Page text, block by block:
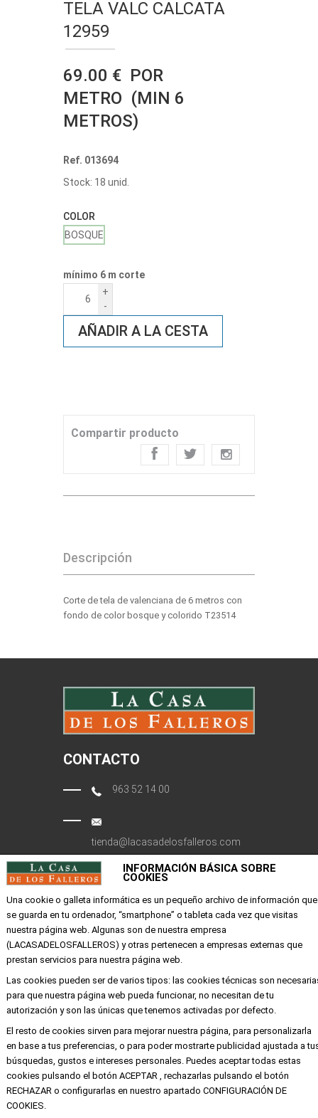
TELA VALC CALCATA
12959
69.00 € POR
METRO (MIN 6
METROS)
Ref. 013694
Stock: 18 unid.
COLOR
BOSQUE
mínimo 6 m corte
+
-
AÑADIR A LA CESTA
Compartir producto
Descripción
Corte de tela de valenciana de 6 metros con
fondo de color bosque y colorido T23514
CONTACTO
963 52 14 00
tienda@lacasadelosfalleros.com
Calle Quevedo 6
EMPRESA
Mi cuenta
Aviso legal
Política de privacidad y cookies
Condiciones de compra
Copyright ©AlbaTodos los derechos
INFORMACIÓN BÁSICA SOBRE
COOKIES
Una cookie o galleta informática es un pequeño archivo de información que
se guarda en tu ordenador, “smartphone” o tableta cada vez que visitas
nuestra página web. Algunas son de nuestra empresa
(LACASADELOSFALLEROS) y otras pertenecen a empresas externas que
prestan servicios para nuestra página web.
Las cookies pueden ser de varios tipos: las cookies técnicas son
para que nuestra página web pueda funcionar, no necesitan de tu
autorización y son las únicas que tenemos activadas por defecto.
El resto de cookies sirven para mejorar nuestra página, para personalizarla
en base a tus preferencias, o para poder mostrarte publicidad ajustada a
búsquedas, gustos e intereses personales. Puedes aceptar todas estas
cookies pulsando el botón ACEPTAR , rechazarlas pulsando el botón
RECHAZAR o configurarlas en nuestro apartado CONFIGURACIÓN DE
COOKIES.